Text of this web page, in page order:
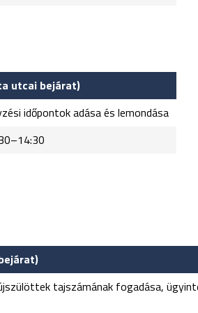
utcai bejárat)
időpontok adása és lemondása
tajszámának fogadása,